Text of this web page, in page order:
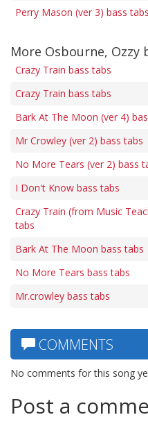
Perry Mason (ver 3) bass tabs
More Osbourne, Ozzy
Crazy Train bass tabs
Crazy Train bass tabs
Bark At The Moon (ver 4)
Mr Crowley (ver 2) bass tabs
No More Tears (ver 2) bass
I Don't Know bass tabs
Crazy Train (from Music
tabs
Bark At The Moon bass tabs
No More Tears bass tabs
Mr.crowley bass tabs
COMMENTS
No comments for this song
Post a